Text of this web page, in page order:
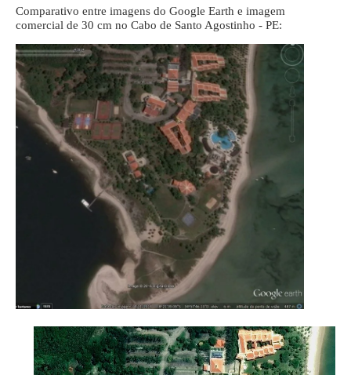
Comparativo entre imagens do Google Earth e imagem
comercial de 30 cm no Cabo de Santo Agostinho - PE: